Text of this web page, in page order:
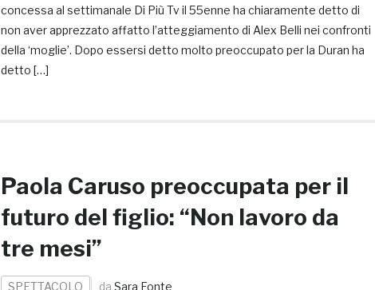
concessa al settimanale Di Più Tv il 55enne ha chiaramente detto di
non aver apprezzato affatto l’atteggiamento di Alex Belli nei confronti
della ‘moglie’. Dopo essersi detto molto preoccupato per la Duran ha
detto […]
Paola Caruso preoccupata per il
futuro del figlio: “Non lavoro da
tre mesi”
SPETTACOLO da Sara Fonte